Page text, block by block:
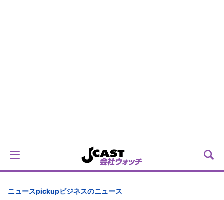
ニュースpickupビジネスのニュース